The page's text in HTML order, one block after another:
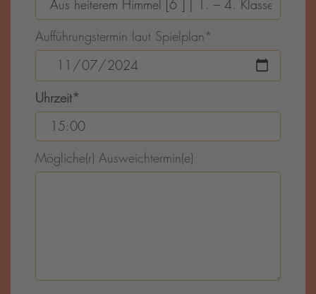
Aufführungstermin laut Spielplan*
Uhrzeit*
Mögliche(r) Ausweichtermin(e)